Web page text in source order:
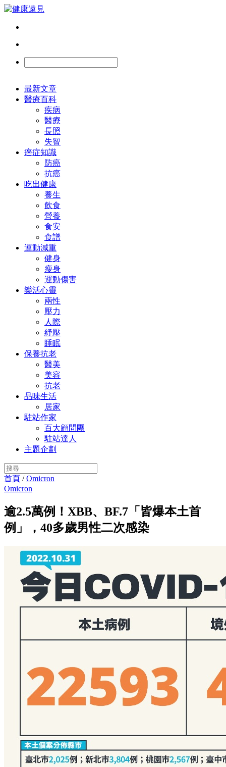
最新文章
醫療百科
疾病
醫療
長照
失智
癌症知識
防癌
抗癌
吃出健康
養生
飲食
營養
食安
食譜
運動減重
健身
瘦身
運動傷害
樂活心靈
兩性
壓力
人際
紓壓
睡眠
保養抗老
醫美
美容
抗老
品味生活
居家
駐站作家
百大顧問團
駐站達人
主題企劃
首頁 /Omicron
Omicron
逾2.5萬例！XBB、BF.7「皆爆本土首
例」，40多歲男性二次感染